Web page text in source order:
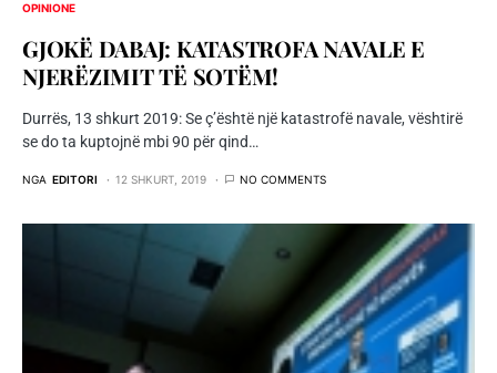
OPINIONE
GJOKË DABAJ: KATASTROFA NAVALE E
NJERËZIMIT TË SOTËM!
Durrës, 13 shkurt 2019: Se ç’është një katastrofë navale, vështirë
se do ta kuptojnë mbi 90 për qind…
NGA EDITORI 12 SHKURT, 2019 NO COMMENTS